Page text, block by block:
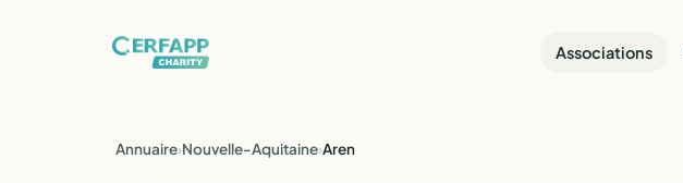
Associations
Annuaire›Nouvelle-Aquitaine›Aren